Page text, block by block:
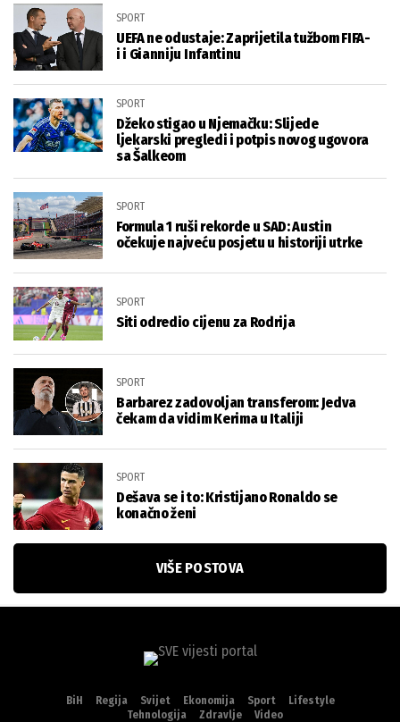
SPORT
UEFA ne odustaje: Zaprijetila tužbom FIFA-
i i Gianniju Infantinu
SPORT
Džeko stigao u Njemačku: Slijede
ljekarski pregledi i potpis novog ugovora
sa Šalkeom
SPORT
Formula 1 ruši rekorde u SAD: Austin
očekuje najveću posjetu u historiji utrke
SPORT
Siti odredio cijenu za Rodrija
SPORT
Barbarez zadovoljan transferom: Jedva
čekam da vidim Kerima u Italiji
SPORT
Dešava se i to: Kristijano Ronaldo se
konačno ženi
VIŠE POSTOVA
BiH Regija Svijet Ekonomija Sport
Lifestyle
Tehnologija
Zdravlje Video